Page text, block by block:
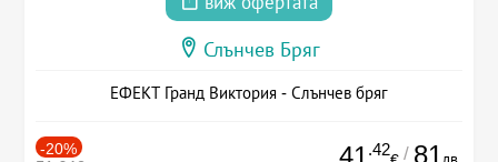
Слънчев Бряг
ЕФЕКТ Гранд Виктория - Слънчев бряг
-20% 41 .42 / 81